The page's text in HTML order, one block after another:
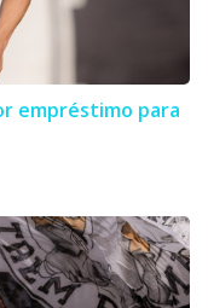
empréstimo para